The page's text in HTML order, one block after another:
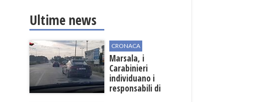
Ultime news
CRONACA
Marsala, i
Carabinieri
individuano i
responsabili di